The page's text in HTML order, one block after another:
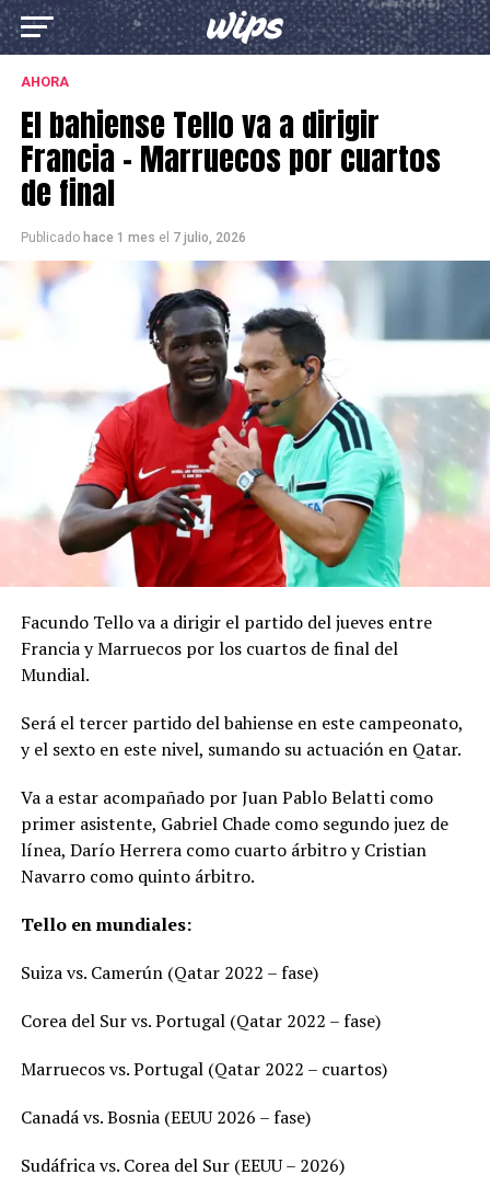
AHORA
El bahiense Tello va a dirigir
Francia – Marruecos por cuartos
de final
Publicado hace 1 mes el 7 julio, 2026
Facundo Tello va a dirigir el partido del jueves entre
Francia y Marruecos por los cuartos de final del
Mundial.
Será el tercer partido del bahiense en este campeonato,
y el sexto en este nivel, sumando su actuación en Qatar.
Va a estar acompañado por Juan Pablo Belatti como
primer asistente, Gabriel Chade como segundo juez de
línea, Darío Herrera como cuarto árbitro y Cristian
Navarro como quinto árbitro.
Tello en mundiales:
Suiza vs. Camerún (Qatar 2022 – fase)
Corea del Sur vs. Portugal (Qatar 2022 – fase)
Marruecos vs. Portugal (Qatar 2022 – cuartos)
Canadá vs. Bosnia (EEUU 2026 – fase)
Sudáfrica vs. Corea del Sur (EEUU – 2026)